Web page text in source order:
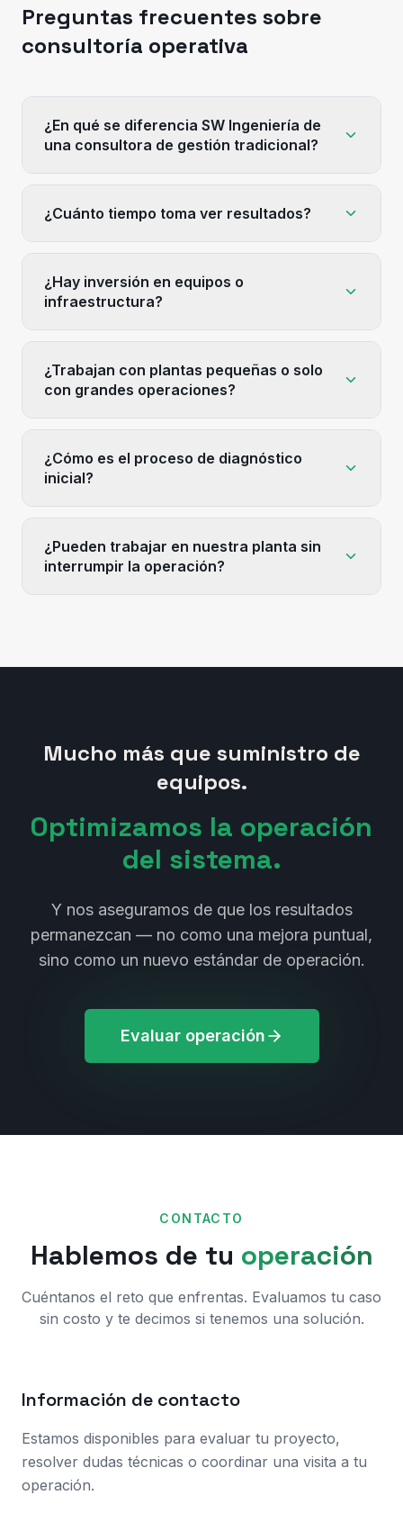
Preguntas frecuentes sobre
consultoría operativa
¿En qué se diferencia SW Ingeniería de
una consultora de gestión tradicional?
¿Cuánto tiempo toma ver resultados?
¿Hay inversión en equipos o
infraestructura?
¿Trabajan con plantas pequeñas o solo
con grandes operaciones?
¿Cómo es el proceso de diagnóstico
inicial?
¿Pueden trabajar en nuestra planta sin
interrumpir la operación?
Mucho más que suministro de
equipos.
Optimizamos la operación
del sistema.
Y nos aseguramos de que los resultados
permanezcan — no como una mejora puntual,
sino como un nuevo estándar de operación.
Evaluar operación
CONTACTO
Hablemos de tu operación
Cuéntanos el reto que enfrentas. Evaluamos tu caso
sin costo y te decimos si tenemos una solución.
Información de contacto
Estamos disponibles para evaluar tu proyecto,
resolver dudas técnicas o coordinar una visita a tu
operación.